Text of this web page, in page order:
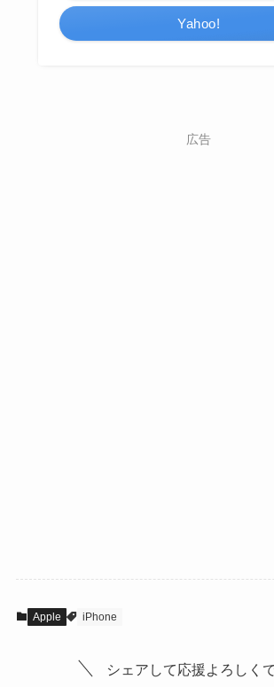
Yahoo!
広告
Apple iPhone
シェアして応援よろしく